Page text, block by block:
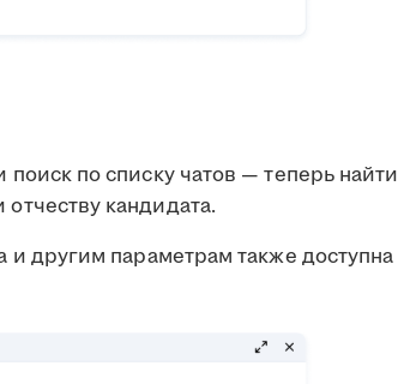
по списку чатов — теперь найти
кандидата.
и другим параметрам также доступна